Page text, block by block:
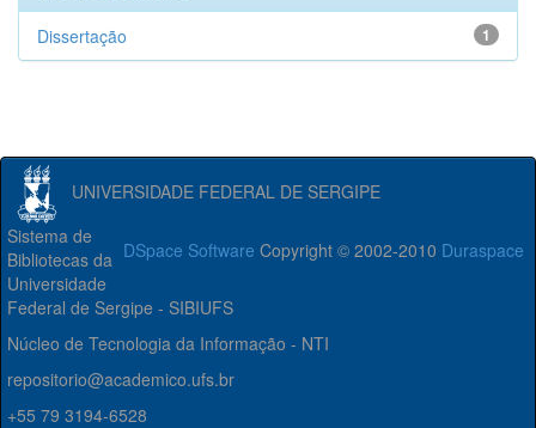
1
Dissertação
UNIVERSIDADE FEDERAL DE SERGIPE
DSpace Software Copyright © 2002-2010 Duraspace
Sistema de
Bibliotecas da
Universidade
Federal de Sergipe - SIBIUFS
Núcleo de Tecnologia da Informação - NTI
repositorio@academico.ufs.br
+55 79 3194-6528